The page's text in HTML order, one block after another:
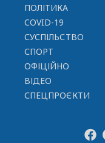
ПОЛІТИКА
COVID-19
СУСПІЛЬСТВО
СПОРТ
ОФІЦІЙНО
ВІДЕО
СПЕЦПРОЄКТИ